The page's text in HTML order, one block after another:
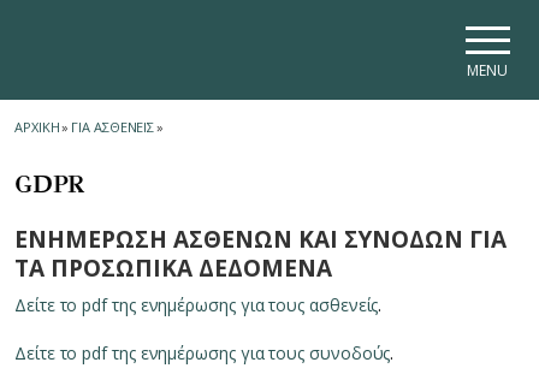
MENU
ΑΡΧΙΚΗ» ΓΙΑ ΑΣΘΕΝΕΙΣ»
GDPR
ΕΝΗΜΕΡΩΣΗ ΑΣΘΕΝΩΝ ΚΑΙ ΣΥΝΟΔΩΝ ΓΙΑ
ΤΑ ΠΡΟΣΩΠΙΚΑ ΔΕΔΟΜΕΝΑ
Δείτε το pdf της ενημέρωσης για τους ασθενείς.
Δείτε το pdf της ενημέρωσης για τους συνοδούς.